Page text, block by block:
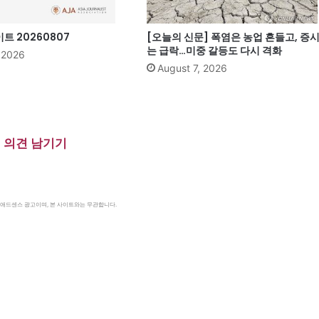
트 20260807
[오늘의 신문] 폭염은 농업 흔들고, 증시
는 급락…미중 갈등도 다시 격화
August 7, 2026
의견 남기기
드센스 광고이며, 본 사이트와는 무관합니다.